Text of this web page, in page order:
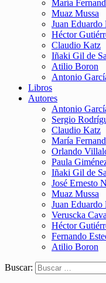
María
Muaz Mussa
Juan Eduardo
Héctor
Claudio Katz
Iñaki Gil de
Atilio Boron
Antonio
Libros
Autores
Antonio
Sergio
Claudio Katz
María
Orlando
Paula
Iñaki Gil de
José Ernesto
Muaz Mussa
Juan Eduardo
Veruscka
Héctor
Fernando
Atilio Boron
Buscar: